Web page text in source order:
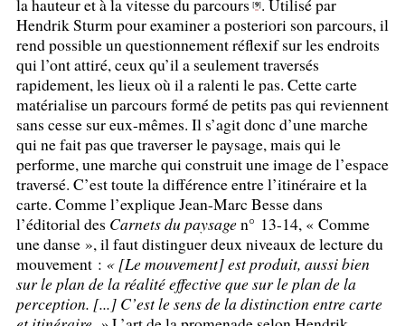
la hauteur et à la vitesse du parcours [9]. Utilisé par
Hendrik Sturm pour examiner a posteriori son parcours, il
rend possible un questionnement réflexif sur les endroits
qui l’ont attiré, ceux qu’il a seulement traversés
rapidement, les lieux où il a ralenti le pas. Cette carte
matérialise un parcours formé de petits pas qui reviennent
sans cesse sur eux-mêmes. Il s’agit donc d’une marche
qui ne fait pas que traverser le paysage, mais qui le
performe, une marche qui construit une image de l’espace
traversé. C’est toute la différence entre l’itinéraire et la
carte. Comme l’explique Jean-Marc Besse dans
l’éditorial des Carnets du paysagen° 13-14, « Comme
une danse », il faut distinguer deux niveaux de lecture du
mouvement : « [Le mouvement] est produit, aussi bien
sur le plan de la réalité effective que sur le plan de la
perception. [...] C’est le sens de la distinction entre carte